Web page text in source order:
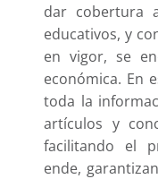
dar cobertura
educativos, y
en vigor, se
económica. En
toda la
artículos y
facilitando el
ende,